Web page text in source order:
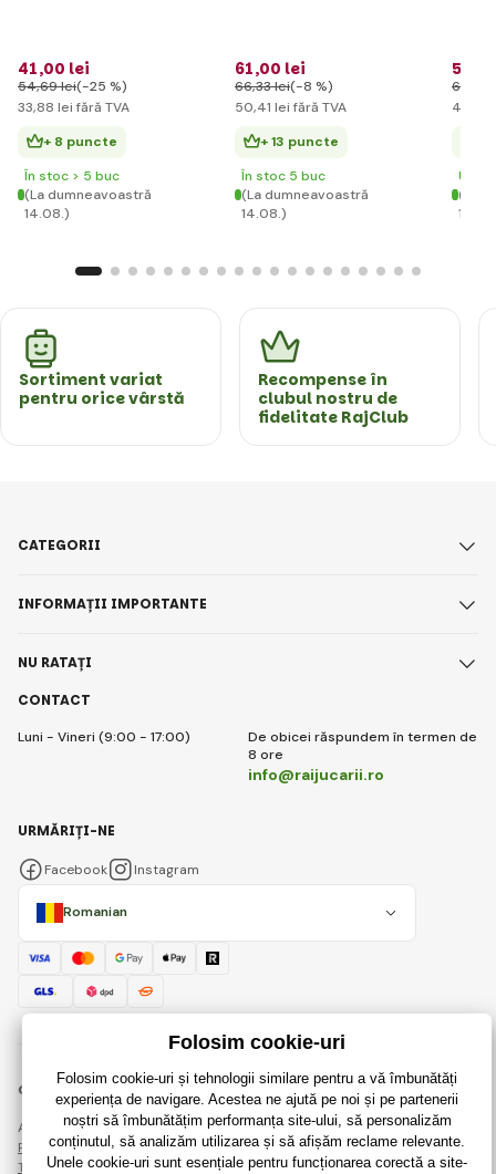
41,00 lei
54,69 lei(-25 %)
33,88 lei fără TVA
+ 8 puncte
În stoc > 5 buc
(La dumneavoastră
14.08.)
61,00 lei
66,33 lei(-8 %)
50,41 lei fără TVA
+ 13 puncte
În stoc 5 buc
(La dumneavoastră
14.08.)
51
66
42
(La
Sortiment variat
pentru orice vârstă
Recompense în
clubul nostru de
fidelitate RajClub
CONTACT
Luni - Vineri (9:00 - 17:00)
De obicei răspundem în termen de
8 ore
info@raijucarii.ro
CATEGORII
INFORMAȚII IMPORTANTE
NU RATAȚI
Romanian
URMĂRIȚI-NE
Facebook Instagram
© 2018 - 2026 RaiJucării.ro, Toate drepturile rezervate
Această pagină este protejată prin reCAPTCHA și se aplică
Regulile de protecție a datelor personalecompaniile Google și ale lor
Termeni și condiții.